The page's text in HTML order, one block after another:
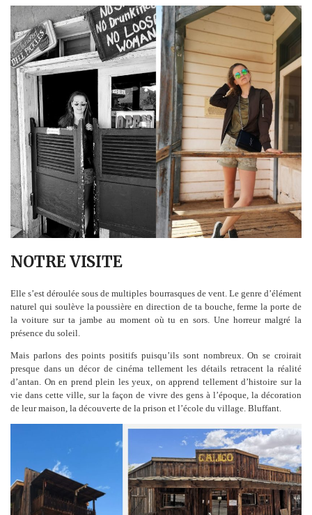
NOTRE VISITE
Elle s’est déroulée sous de multiples bourrasques de vent. Le genre d’élément
naturel qui soulève la poussière en direction de ta bouche, ferme la porte de
la voiture sur ta jambe au moment où tu en sors. Une horreur malgré la
présence du soleil.
Mais parlons des points positifs puisqu’ils sont nombreux. On se croirait
presque dans un décor de cinéma tellement les détails retracent la réalité
d’antan. On en prend plein les yeux, on apprend tellement d’histoire sur la
vie dans cette ville, sur la façon de vivre des gens à l’époque, la décoration
de leur maison, la découverte de la prison et l’école du village. Bluffant.